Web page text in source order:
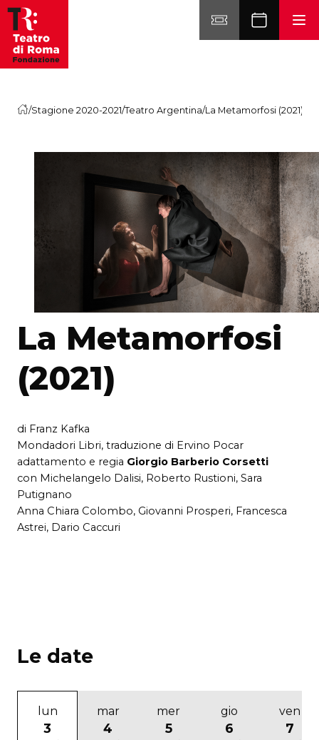
Vai al contenuto
/Stagione 2020-2021/Teatro Argentina/La Metamorfosi (2021)
La Metamorfosi
(2021)
di Franz Kafka
Mondadori Libri, traduzione di Ervino Pocar
adattamento e regia Giorgio Barberio Corsetti
con Michelangelo Dalisi, Roberto Rustioni, Sara
Putignano
Anna Chiara Colombo, Giovanni Prosperi, Francesca
Astrei, Dario Caccuri
Le date
lun
3
mar
4
mer
5
gio
6
ven
7